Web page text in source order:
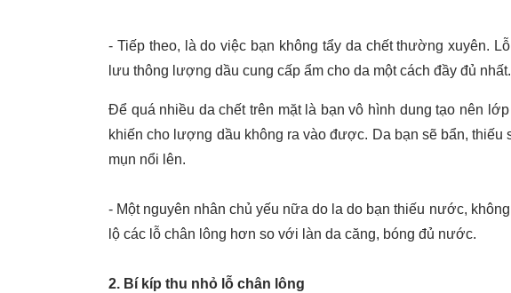
- Tiếp theo, là do việc bạn không tẩy da chết thường xuyên.
lưu thông lượng dầu cung cấp ẩm cho da một cách đầy đủ nhất.
Để quá nhiều da chết trên mặt là bạn vô hình dung tạo nên
khiến cho lượng dầu không ra vào được. Da bạn sẽ bẩn,
mụn nổi lên.
- Một nguyên nhân chủ yếu nữa do la do bạn thiếu nước,
lộ các lỗ chân lông hơn so với làn da căng, bóng đủ nước.
2. Bí kíp thu nhỏ lỗ chân lông